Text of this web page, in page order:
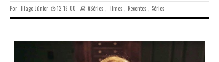
Por: Hiago Júnior 12:19:00 #Séries ,Filmes Recentes Séries